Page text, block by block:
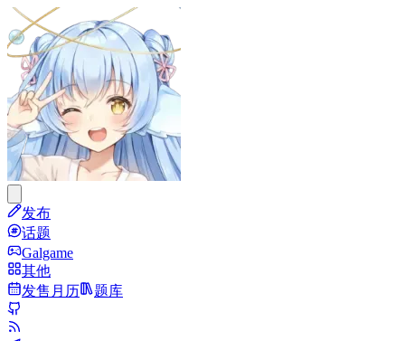
发布
话题
Galgame
其他
发售月历
题库